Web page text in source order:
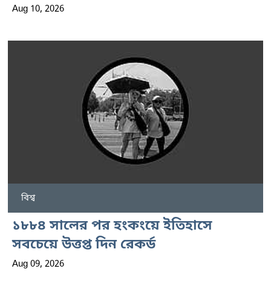
Aug 10, 2026
বিশ্ব
১৮৮৪ সালের পর হংকংয়ে ইতিহাসে
সবচেয়ে উত্তপ্ত দিন রেকর্ড
Aug 09, 2026